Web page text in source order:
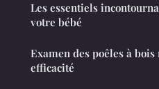
Les essentiels
votre bébé
Examen des poêles à
efficacité